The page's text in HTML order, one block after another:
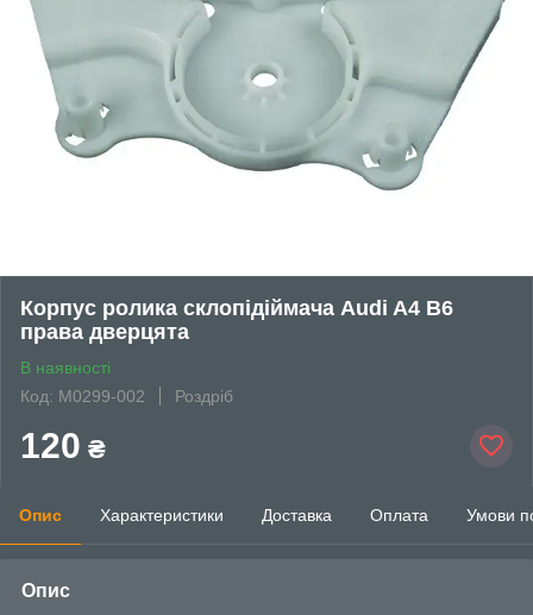
Корпус ролика склопідіймача Audi A4 B6
права дверцята
В наявності
Код: M0299-002
Роздріб
120 ₴
Опис Характеристики Доставка Оплата Умови
Опис